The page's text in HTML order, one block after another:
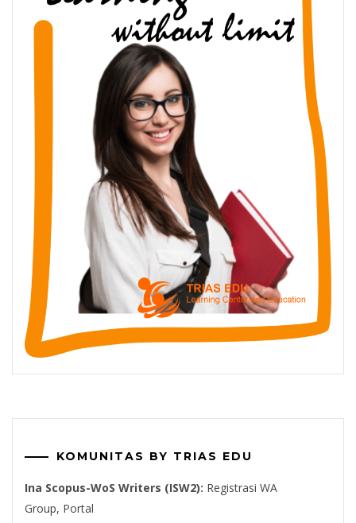
KOMUNITAS BY TRIAS EDU
Ina Scopus-WoS Writers (ISW2): Registrasi WA
Group, Portal